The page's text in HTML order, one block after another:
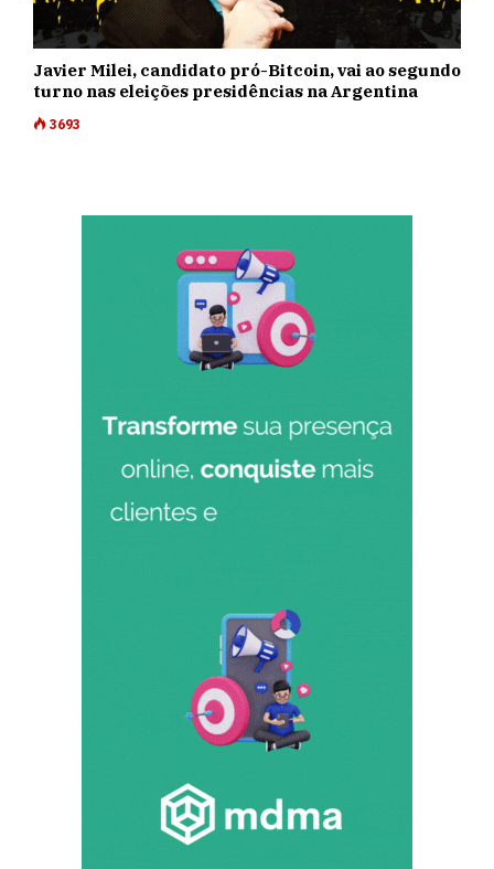
Javier Milei, candidato pró-Bitcoin, vai ao segundo
turno nas eleições presidências na Argentina
3693